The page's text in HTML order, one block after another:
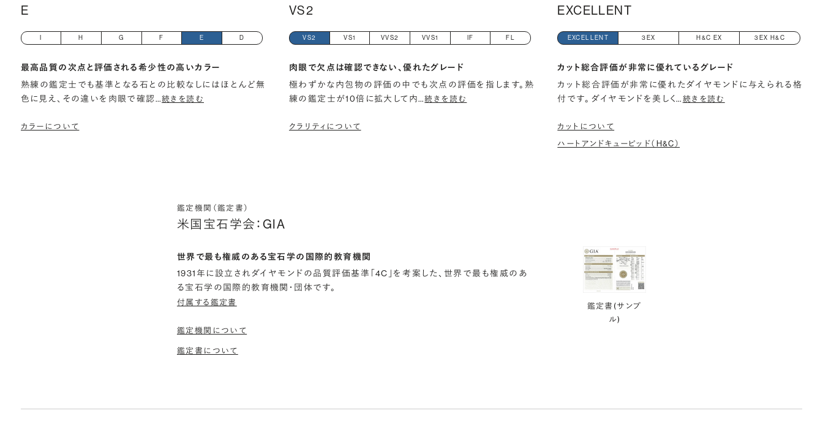
E
H G F E D
最高品質の次点と評価される希少性の高いカラー
熟練の鑑定士でも基準となる石との比較なしにはほとんど無
色に見え、その違いを肉眼で確認…続きを読む
カラーについて
VS2
VS2 VS1 VVS2 VVS1 IF FL
肉眼で欠点は確認できない、優れたグレード
極わずかな内包物の評価の中でも次点の評価を指します。熟
練の鑑定士が10倍に拡大して内…続きを読む
クラリティについて
EXCELLENT
EXCELLENT 3EX H&C EX 3EX H&C
カット総合評価が非常に優れているグレード
カット総合評価が非常に優れたダイヤモンドに与えられる格
付です。 ダイヤモンドを美しく… 続きを読む
カットについて
ハートアンドキューピッド（H&C）
鑑定機関（鑑定書）
米国宝石学会：GIA
世界で最も権威のある宝石学の国際的教育機関
1931年に設立されダイヤモンドの品質評価基準「4C」を考案した、世界で最も権威のあ
る宝石学の国際的教育機関・団体です。
付属する鑑定書
鑑定機関について
鑑定書について
鑑定書(サンプ
ル)